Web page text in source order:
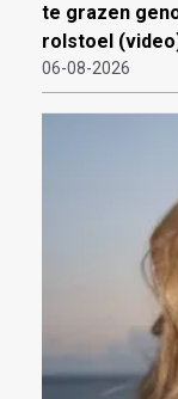
te grazen
rolstoel
06-08-2026